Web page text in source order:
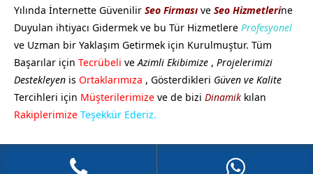
Yılında İnternette Güvenilir Seo Firması ve Seo Hizmetlerine
Duyulan ihtiyacı Gidermek ve bu Tür Hizmetlere Profesyonel
ve Uzman bir Yaklaşım Getirmek için Kurulmuştur. Tüm
Başarılar için Tecrübeli veAzimli Ekibimize , Projelerimizi
Destekleyen is Ortaklarımıza , Gösterdikleri Güven ve Kalite
Tercihleri için Müşterilerimize ve de bizi Dinamik kılan
Rakiplerimize Teşekkür Ederiz.